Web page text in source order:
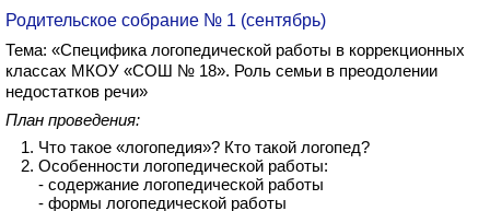
Родительское собрание № 1 (сентябрь)
Тема: «Специфика логопедической работы в коррекционных
классах МКОУ «СОШ № 18». Роль семьи в преодолении
недостатков речи»
План проведения:
Что такое «логопедия»? Кто такой логопед?
Особенности логопедической работы:
- содержание логопедической работы
- формы логопедической работы